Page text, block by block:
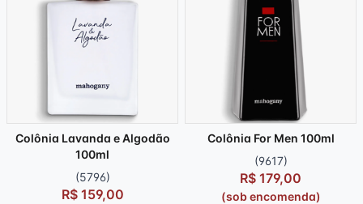
Colônia Lavanda e Algodão
100ml
(5796)
R$ 159,00
Colônia For Men 100ml
(9617)
R$ 179,00
(sob encomenda)